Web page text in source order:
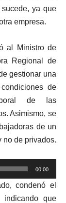
ya que
empresa.
al Ministro de
Regional de
gestionar una
de
de las
Asimismo, se
de un
no de privados.
00:00
condenó el
indicando que